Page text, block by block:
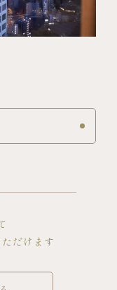
だけます